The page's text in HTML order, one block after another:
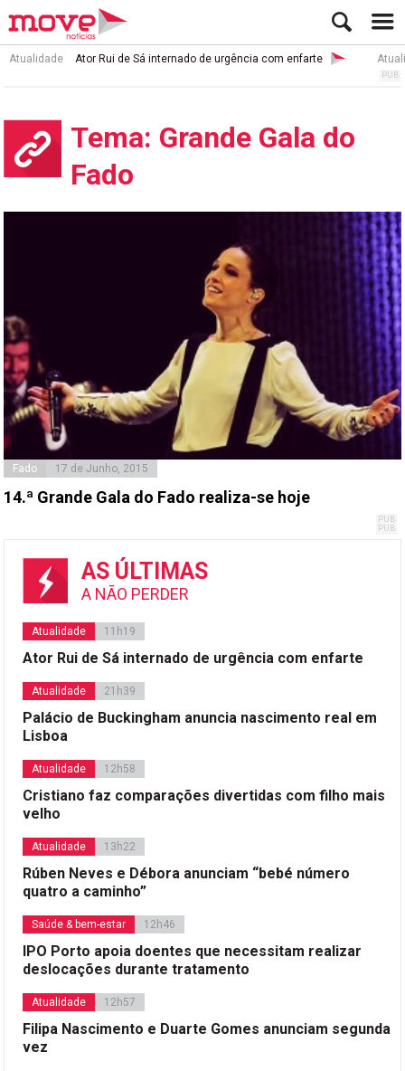
Atualidade Ator Rui de Sá internado de urgência com enfarte
Tema: Grande Gala do
Fado
Fado 17 de Junho, 2015
14.ª Grande Gala do Fado realiza-se hoje
AS ÚLTIMAS
A NÃO PERDER
Atualidade 11h19
Ator Rui de Sá internado de urgência com enfarte
Atualidade 21h39
Palácio de Buckingham anuncia nascimento real em
Lisboa
Atualidade 12h58
Cristiano faz comparações divertidas com filho mais
velho
Atualidade 13h22
Rúben Neves e Débora anunciam “bebé número
quatro a caminho”
Saúde & bem-estar 12h46
IPO Porto apoia doentes que necessitam realizar
deslocações durante tratamento
Atualidade 12h57
Filipa Nascimento e Duarte Gomes anunciam segunda
vez